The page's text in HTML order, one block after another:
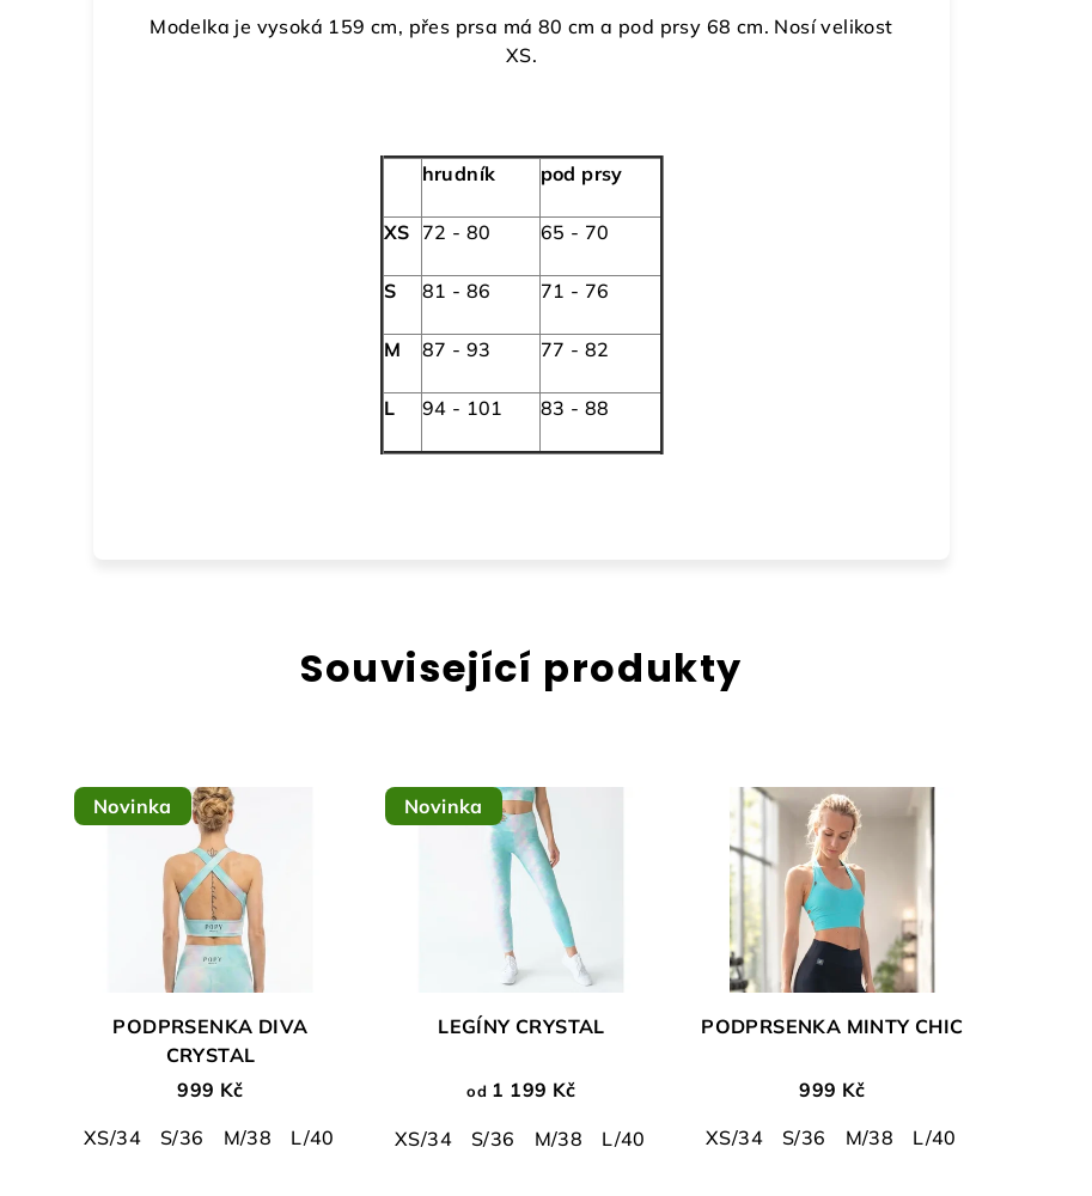
Modelka je vysoká 159 cm, přes prsa má 80 cm a pod prsy 68 cm. Nosí velikost
XS.
hrudník pod prsy
XS 72 - 80 65 - 70
S 81 - 86 71 - 76
M 87 - 93 77 - 82
L 94 - 101 83 - 88
Související produkty
Novinka
PODPRSENKA DIVA
CRYSTAL
999 Kč
XS/34
S/36 M/38 L/40
Novinka
LEGÍNY CRYSTAL
od 1 199 Kč
XS/34 S/36 M/38 L/40 XL/42
PODPRSENKA MINTY CHIC
999 Kč
XS/34
S/36 M/38 L/40